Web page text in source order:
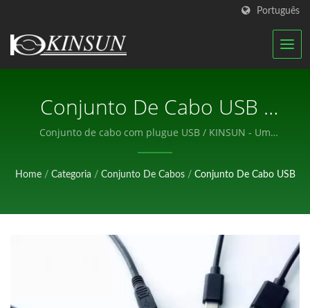
Português
Conjunto De Cabo USB /
KINSUN - Um Fabricante
Profissional De
Conjunto de cabo com plugue USB / KINSUN - Um
Fabricante Profissional de Componentes Eletrônicos.
Home / Categoria / Conjunto De Cabos / Conjunto De Cabo USB